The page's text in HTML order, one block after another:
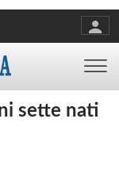
sette nati